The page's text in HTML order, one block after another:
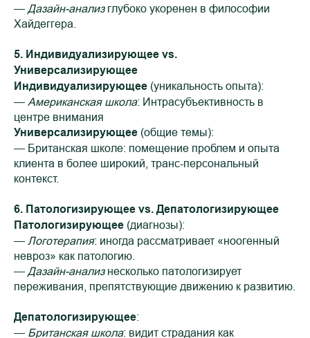
— Дазайн-анализглубоко укоренен в философии
Хайдеггера.
5. Индивидуализирующее vs.
Универсализирующее
Индивидуализирующее (уникальность опыта):
— Американская школа: Интрасубъективность в
центре внимания
Универсализирующее (общие темы):
— Британская школе: помещение проблем и опыта
клиента в более широкий, транс-персональный
контекст.
6. Патологизирующее vs. Депатологизирующее
Патологизирующее (диагнозы):
— Логотерапия: иногда рассматривает «ноогенный
невроз» как патологию.
— Дазайн-анализ несколько патологизирует
переживания, препятствующие движению к развитию.
Депатологизирующее:
— Британская школа: видит страдания как